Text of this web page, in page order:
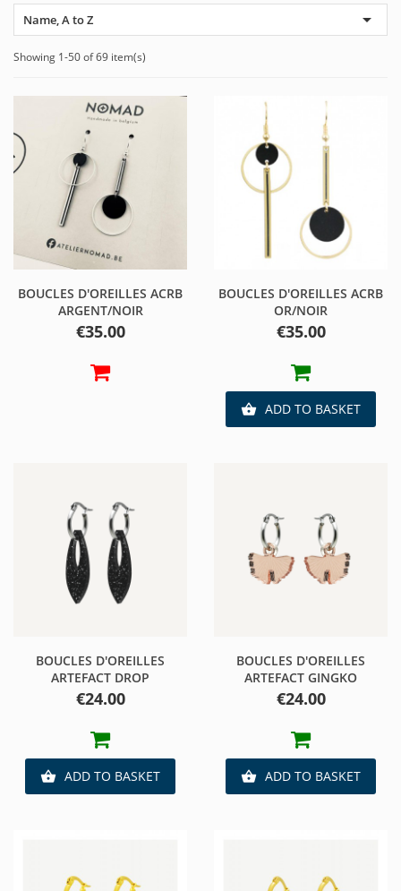
Name, A to Z 
Showing 1-50 of 69 item(s)
BOUCLES D'OREILLES ACRB
ARGENT/NOIR
Price
€35.00
BOUCLES D'OREILLES ACRB
OR/NOIR
Price
€35.00
 ADD TO BASKET
BOUCLES D'OREILLES
ARTEFACT DROP
Price
€24.00
 ADD TO BASKET
BOUCLES D'OREILLES
ARTEFACT GINGKO
Price
€24.00
 ADD TO BASKET